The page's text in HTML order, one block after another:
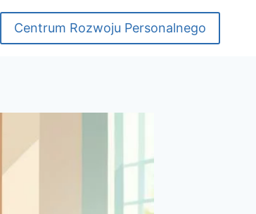
Centrum Rozwoju Personalnego